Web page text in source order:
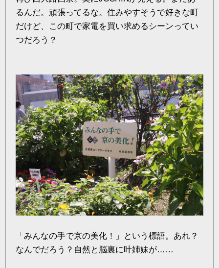
るんだ。頑張ってるな。住みやすそうで好きな町
だけど、この町で家電を買い求めるシーンってい
つだろう？
「みんなの手で京の美化！」という標語。あれ？
なんでだろう？自然と脳裏に叶姉妹が……